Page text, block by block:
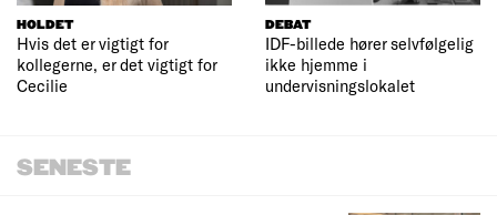
HOLDET
Hvis det er vigtigt for
kollegerne, er det vigtigt for
Cecilie
DEBAT
IDF-billede hører selvfølgelig
ikke hjemme i
undervisningslokalet
SENESTE